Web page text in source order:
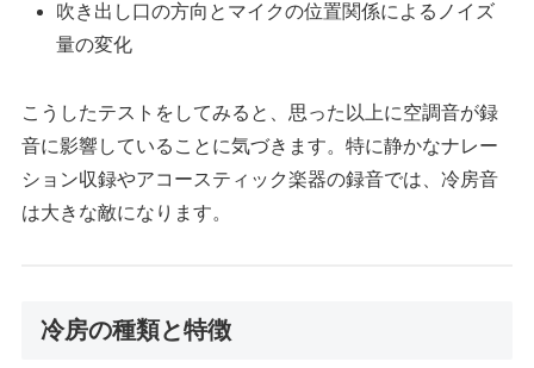
吹き出し口の方向とマイクの位置関係によるノイズ
量の変化
こうしたテストをしてみると、思った以上に空調音が録
音に影響していることに気づきます。特に静かなナレー
ション収録やアコースティック楽器の録音では、冷房音
は大きな敵になります。
冷房の種類と特徴